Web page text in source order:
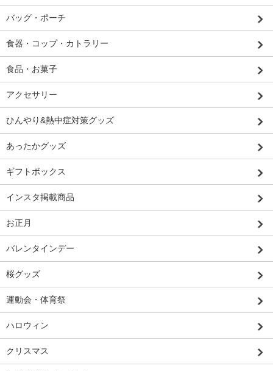
バッグ・ポーチ
食器・コップ・カトラリー
食品・お菓子
アクセサリー
ひんやり&熱中症対策グッズ
あったかグッズ
ギフトボックス
インスタ掲載商品
お正月
バレンタインデー
桜グッズ
運動会・体育祭
ハロウィン
クリスマス